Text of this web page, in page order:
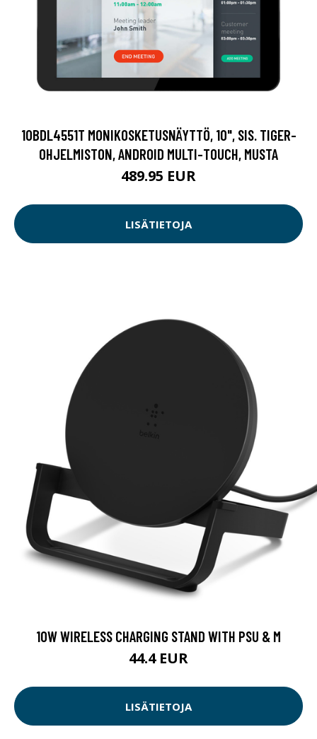
10BDL4551T MONIKOSKETUSNÄYTTÖ, 10", SIS. TIGER-
OHJELMISTON, ANDROID MULTI-TOUCH, MUSTA
489.95 EUR
LISÄTIETOJA
10W WIRELESS CHARGING STAND WITH PSU & M
44.4 EUR
LISÄTIETOJA